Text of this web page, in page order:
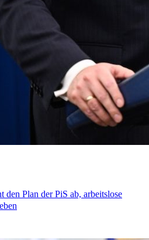
den Plan der PiS ab, arbeitslose